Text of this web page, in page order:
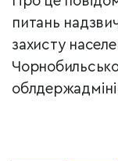
питань
захисту